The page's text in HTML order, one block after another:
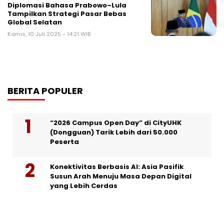
Diplomasi Bahasa Prabowo–Lula
Tampilkan Strategi Pasar Bebas
Global Selatan
Kamis, 10 Juli 2025 - 14:21 WIB
BERITA POPULER
“2026 Campus Open Day” di CityUHK
(Dongguan) Tarik Lebih dari 50.000
Peserta
Konektivitas Berbasis AI: Asia Pasifik
Susun Arah Menuju Masa Depan Digital
yang Lebih Cerdas